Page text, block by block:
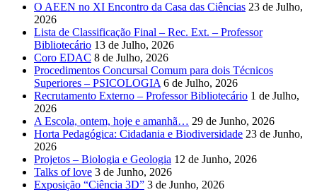
O AEEN no XI Encontro da Casa das Ciências 23 de Julho,
2026
Lista de Classificação Final – Rec. Ext. – Professor
Bibliotecário 13 de Julho, 2026
Coro EDAC 8 de Julho, 2026
Procedimentos Concursal Comum para dois Técnicos
Superiores – PSICOLOGIA 6 de Julho, 2026
Recrutamento Externo – Professor Bibliotecário 1 de Julho,
2026
A Escola, ontem, hoje e amanhã… 29 de Junho, 2026
Horta Pedagógica: Cidadania e Biodiversidade 23 de Junho,
2026
Projetos – Biologia e Geologia 12 de Junho, 2026
Talks of love 3 de Junho, 2026
Exposição “Ciência 3D” 3 de Junho, 2026